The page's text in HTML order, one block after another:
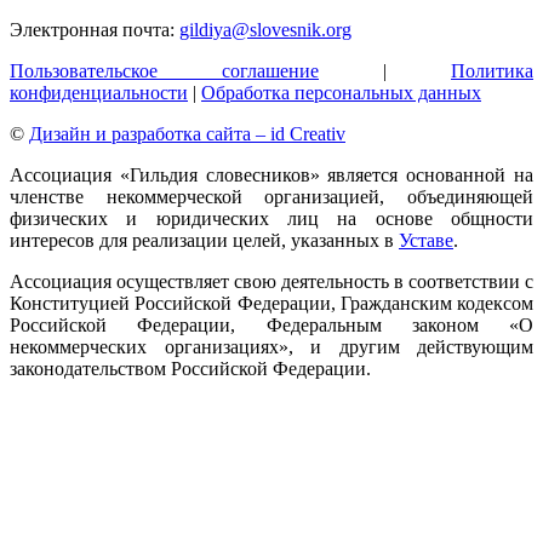
Электронная почта: gildiya@slovesnik.org
Пользовательское соглашение | Политика
конфиденциальности | Обработка персональных данных
© Дизайн и разработка сайта – id Creativ
Ассоциация «Гильдия словесников» является основанной на
членстве некоммерческой организацией, объединяющей
физических и юридических лиц на основе общности
интересов для реализации целей, указанных в Уставе.
Ассоциация осуществляет свою деятельность в соответствии с
Конституцией Российской Федерации, Гражданским кодексом
Российской Федерации, Федеральным законом «О
некоммерческих организациях», и другим действующим
законодательством Российской Федерации.